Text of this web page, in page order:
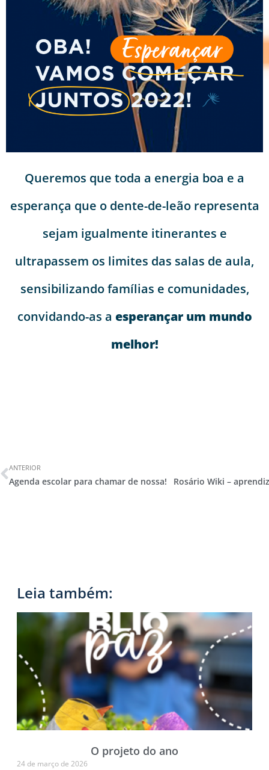
Queremos que toda a energia boa e a
esperança que o dente-de-leão representa
sejam igualmente itinerantes e
ultrapassem os limites das salas de aula,
sensibilizando famílias e comunidades,
convidando-as a esperançar um mundo
melhor!
ANTERIOR
Agenda escolar para chamar de nossa!
Leia também:
O projeto do ano
24 de março de 2026